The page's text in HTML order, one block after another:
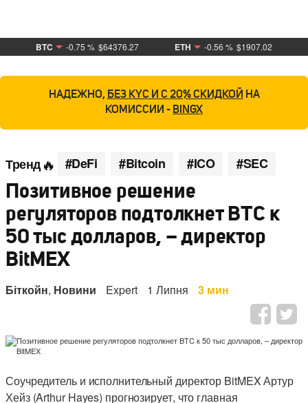
BTC -0.75 % $64376.27 ETH -0.56 % $1907.02
НАДЕЖНО, БЕЗ KYC И С 20% СКИДКОЙ НА
КОМИССИИ - BINGX
Тренд #DeFi #Bitcoin #ICO #SEC
Позитивное решение
регуляторов подтолкнет BTC к
50 тыс долларов, – директор
BitMEX
Біткойн, Новини Expert 1 Липня 3 мин
Соучредитель и исполнительный директор BitMEX Артур
Хейз (Arthur Hayes) прогнозирует, что главная